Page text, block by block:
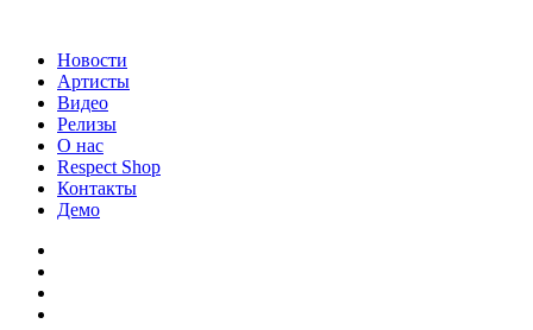
Новости
Артисты
Видео
Релизы
О нас
Respect Shop
Контакты
Демо